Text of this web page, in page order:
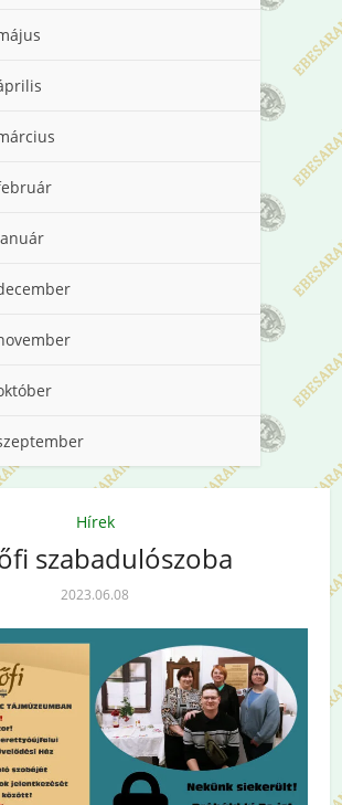
Hírek
szabadulószoba
2023.06.08